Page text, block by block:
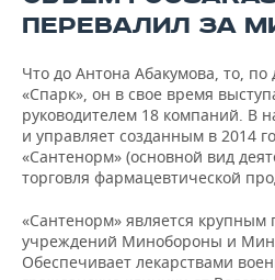
ПЕРЕВАЛИЛ ЗА
Что до Антона Абакумова, то,
«Спарк», он в свое время
руководителем 18 компаний. В
и управляет созданным в 2014
«Сантенорм» (основной вид
торговля фармацевтической
«Сантенорм» является крупным
учреждений Минобороны и
Обеспечивает лекарствами